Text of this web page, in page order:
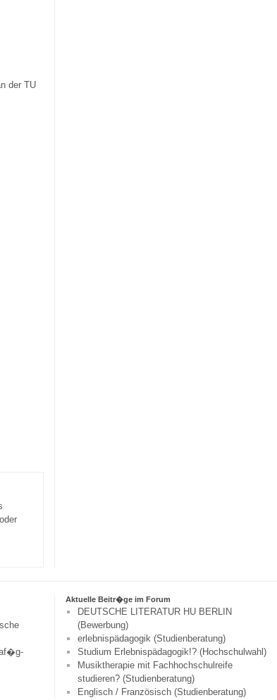
der TU
oder
Aktuelle Beitr�ge im Forum
DEUTSCHE LITERATUR HU BERLIN
(Bewerbung)
erlebnispädagogik (Studienberatung)
Studium Erlebnispädagogik!? (Hochschulwahl)
Musiktherapie mit Fachhochschulreife
studieren? (Studienberatung)
Englisch / Französisch (Studienberatung)